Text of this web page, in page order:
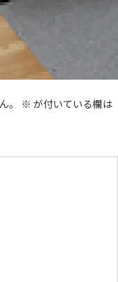
。
※ が付いている欄は